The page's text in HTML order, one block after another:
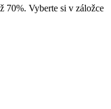
70%. Vyberte si v záložce